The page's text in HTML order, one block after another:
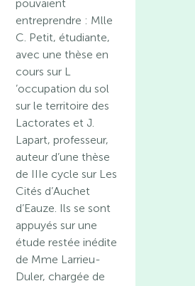
pouvaient
entreprendre : Mlle
C. Petit, étudiante,
avec une thèse en
cours sur L
’occupation du sol
sur le territoire des
Lactorates et J.
Lapart, professeur,
auteur d’une thèse
de IIIe cycle sur Les
Cités d’Auchet
d’Eauze. Ils se sont
appuyés sur une
étude restée inédite
de Mme Larrieu-
Duler, chargée de